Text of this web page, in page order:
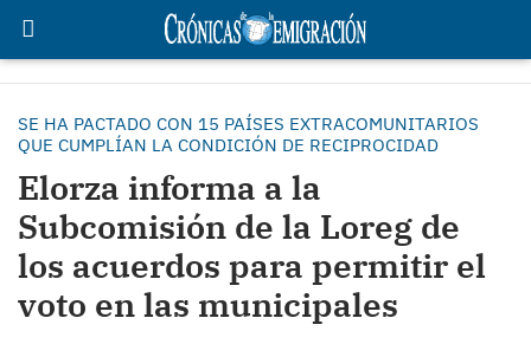
SE HA PACTADO CON 15 PAÍSES EXTRACOMUNITARIOS
QUE CUMPLÍAN LA CONDICIÓN DE RECIPROCIDAD
Elorza informa a la
Subcomisión de la Loreg de
los acuerdos para permitir el
voto en las municipales